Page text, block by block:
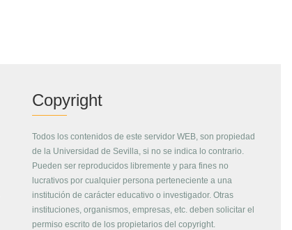
Copyright
Todos los contenidos de este servidor WEB, son propiedad
de la Universidad de Sevilla, si no se indica lo contrario.
Pueden ser reproducidos libremente y para fines no
lucrativos por cualquier persona perteneciente a una
institución de carácter educativo o investigador. Otras
instituciones, organismos, empresas, etc. deben solicitar el
permiso escrito de los propietarios del copyright.